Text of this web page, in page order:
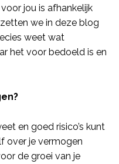
jou is afhankelijk
we in deze blog
weet wat
het voor bedoeld is en
en goed risico’s kunt
over je vermogen
de groei van je